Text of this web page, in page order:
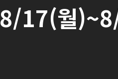
8/17(월